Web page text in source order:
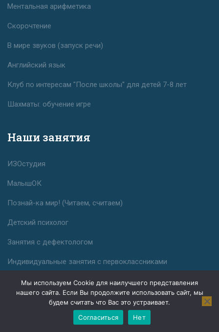
Ментальная арифметика
Скорочтение
В мире звуков (запуск речи)
Английский язык
Клуб по интересам "После школы" для детей 7-8 лет
Шахматы: обучение игре
Наши занятия
ИЗОстудия
МалышОК
Познай-ка мир! (Читаем, считаем)
Детский психолог
Занятия с дефектологом
Индивидуальные занятия с первоклассниками
Мы используем Cookie для наилучшего представления
нашего сайта. Если Вы продолжите использовать сайт, мы
будем считать что Вас это устраивает.
Согласиться
Нет